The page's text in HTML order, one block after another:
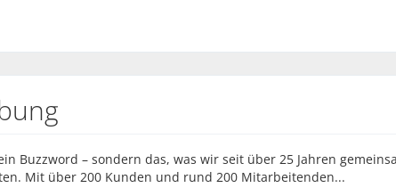
Buzzword – sondern das, was wir seit über 25 Jahren
Mit über 200 Kunden und rund 200 Mitarbeitenden...